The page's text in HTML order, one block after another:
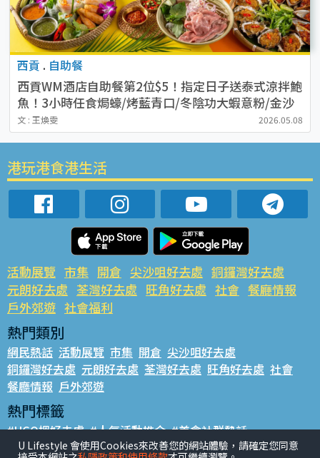
西貢 . 自助餐
西貢WM酒店自助餐第2位$5！指定日子送泰式涼拌鮑
魚！3小時任食焗蠔/烤藍青口/冬陰功大蝦意粉/金沙
蟹煲
文 : 王煥雯 2026.05.08
港玩港食港生活
活動展覽 市集 開倉 尖沙咀好去處 銅鑼灣好去處
元朗好去處 荃灣好去處 旺角好去處 社會 餐廳情報
戶外郊遊 社會福利
熱門類別
網民熱話 活動展覽 市集 開倉 尖沙咀好去處
銅鑼灣好去處 元朗好去處 荃灣好去處 旺角好去處 社會
餐廳情報 戶外郊遊
熱門標籤
#UGO搵好去處 #人氣活動推介 #美食社群熱話
#親子玩樂好去處 #ULifestyle應用程式 #限時搶
U Lifestyle 會使用Cookies來改善您的網站體驗，請確定您同意